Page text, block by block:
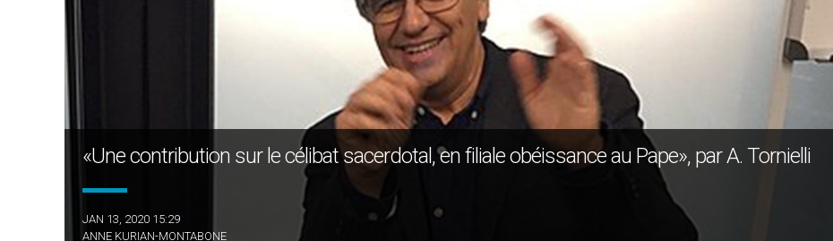
«Une contribution sur le célibat sacerdotal, en filiale obéissance au Pape», par A. Tornielli
JAN 13, 2020 15:29
ANNE KURIAN-MONTABONE